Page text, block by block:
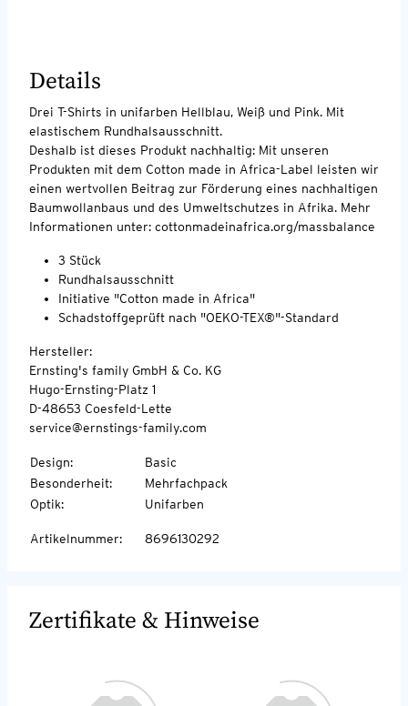
Details
Drei T-Shirts in unifarben Hellblau, Weiß und Pink. Mit
elastischem Rundhalsausschnitt.
Deshalb ist dieses Produkt nachhaltig: Mit unseren
Produkten mit dem Cotton made in Africa-Label leisten wir
einen wertvollen Beitrag zur Förderung eines nachhaltigen
Baumwollanbaus und des Umweltschutzes in Afrika. Mehr
Informationen unter: cottonmadeinafrica.org/massbalance
3 Stück
Rundhalsausschnitt
Initiative "Cotton made in Africa"
Schadstoffgeprüft nach "OEKO-TEX®"-Standard
Hersteller:
Ernsting's family GmbH & Co. KG
Hugo-Ernsting-Platz 1
D-48653 Coesfeld-Lette
service@ernstings-family.com
Design:
Basic
Besonderheit:
Mehrfachpack
Optik: Unifarben
Artikelnummer: 8696130292
Zertifikate & Hinweise